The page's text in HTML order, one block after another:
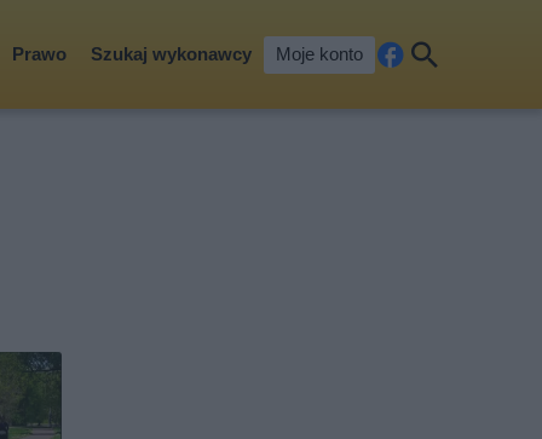
Prawo Szukaj wykonawcy Moje konto
cebkaj